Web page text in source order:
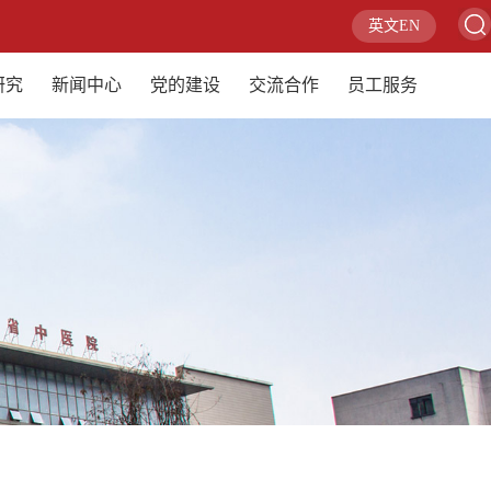
英文EN
究 新闻中心 党的建设 交流合作 员工服务